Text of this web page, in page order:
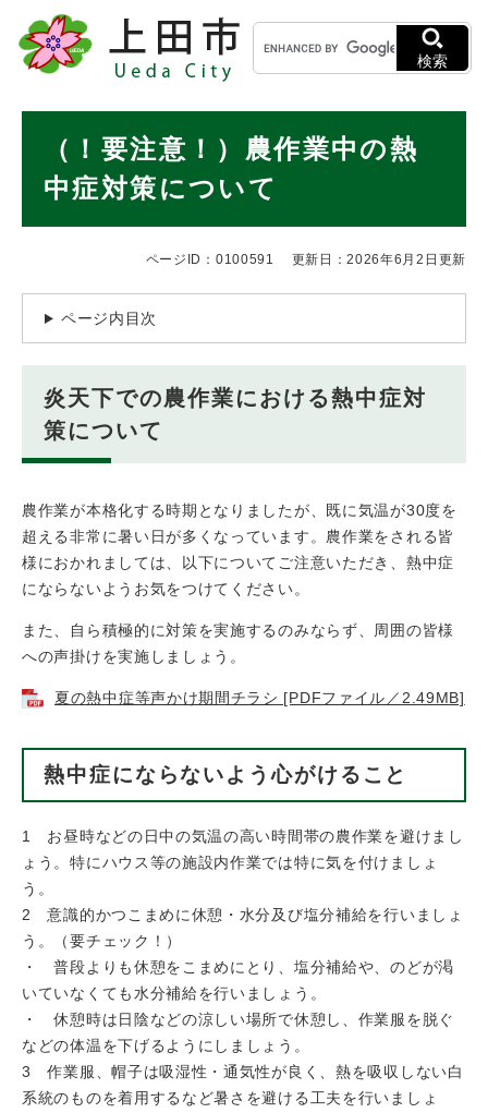
メニューを飛ばして本文へ
キ
ー
ワ
検
検索
（！要注意！）農作業中の熱
中症対策について
ページID：0100591 更新日：2026年6月2日更新
ページ内目次
炎天下での農作業における熱中症対
策について
農作業が本格化する時期となりましたが、既に気温が30度を
超える非常に暑い日が多くなっています。農作業をされる皆
様におかれましては、以下についてご注意いただき、熱中症
にならないようお気をつけてください。
また、自ら積極的に対策を実施するのみならず、周囲の皆様
への声掛けを実施しましょう。
夏の熱中症等声かけ期間チラシ [PDFファイル／2.49MB]
熱中症にならないよう心がけること
1 お昼時などの日中の気温の高い時間帯の農作業を避けまし
ょう。特にハウス等の施設内作業では特に気を付けましょ
う。
2 意識的かつこまめに休憩・水分及び塩分補給を行いましょ
う。（要チェック！）
・ 普段よりも休憩をこまめにとり、塩分補給や、のどが渇
いていなくても水分補給を行いましょう。
・ 休憩時は日陰などの涼しい場所で休憩し、作業服を脱ぐ
などの体温を下げるようにしましょう。
3 作業服、帽子は吸湿性・通気性が良く、熱を吸収しない白
系統のものを着用するなど暑さを避ける工夫を行いましょ